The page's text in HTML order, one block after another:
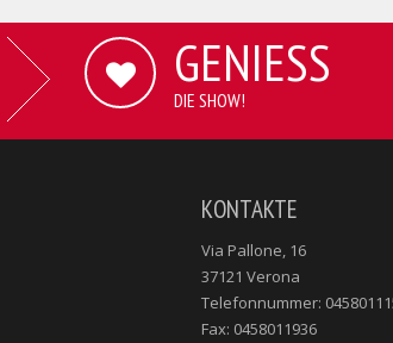
GENIESS
DIE SHOW!
KONTAKTE
Via Pallone, 16
37121 Verona
Telefonnummer:
Fax: 0458011936